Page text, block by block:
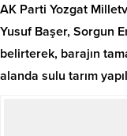
AK Parti Yozgat
Yusuf Başer, Sorgun
belirterek, barajın
alanda sulu tarım